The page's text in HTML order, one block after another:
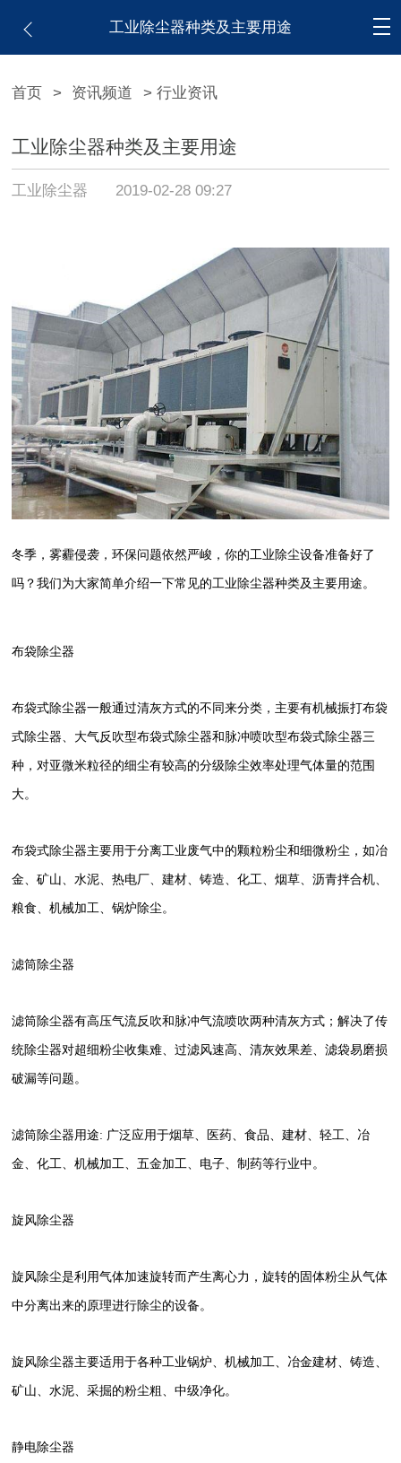
工业除尘器种类及主要用途
首页 > 资讯频道 > 行业资讯
工业除尘器种类及主要用途
工业除尘器 2019-02-28 09:27
冬季，雾霾侵袭，环保问题依然严峻，你的工业除尘设备准备好了
吗？我们为大家简单介绍一下常见的工业除尘器种类及主要用途。
布袋除尘器
布袋式除尘器一般通过清灰方式的不同来分类，主要有机械振打布袋
式除尘器、大气反吹型布袋式除尘器和脉冲喷吹型布袋式除尘器三
种，对亚微米粒径的细尘有较高的分级除尘效率处理气体量的范围
大。
布袋式除尘器主要用于分离工业废气中的颗粒粉尘和细微粉尘，如冶
金、矿山、水泥、热电厂、建材、铸造、化工、烟草、沥青拌合机、
粮食、机械加工、锅炉除尘。
滤筒除尘器
滤筒除尘器有高压气流反吹和脉冲气流喷吹两种清灰方式；解决了传
统除尘器对超细粉尘收集难、过滤风速高、清灰效果差、滤袋易磨损
破漏等问题。
滤筒除尘器用途: 广泛应用于烟草、医药、食品、建材、轻工、冶
金、化工、机械加工、五金加工、电子、制药等行业中。
旋风除尘器
旋风除尘是利用气体加速旋转而产生离心力，旋转的固体粉尘从气体
中分离出来的原理进行除尘的设备。
旋风除尘器主要适用于各种工业锅炉、机械加工、冶金建材、铸造、
矿山、水泥、采掘的粉尘粗、中级净化。
静电除尘器